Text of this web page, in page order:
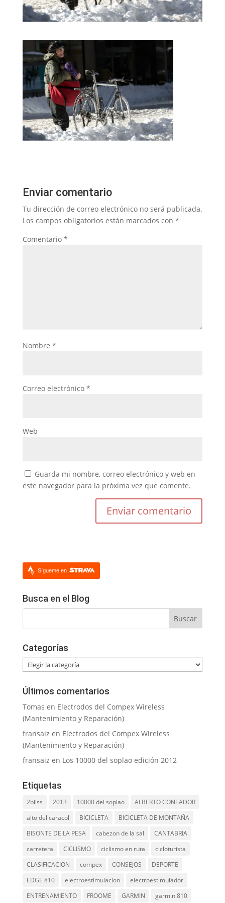
Enviar comentario
Tu dirección de correo electrónico no será publicada.
Los campos obligatorios están marcados con *
Comentario *
Nombre *
Correo electrónico *
Web
Guarda mi nombre, correo electrónico y web en
este navegador para la próxima vez que comente.
Sígueme en
Busca en el Blog
Categorías
Categorías
Últimos comentarios
Tomas en Electrodos del Compex Wireless
(Mantenimiento y Reparación)
fransaiz en Electrodos del Compex Wireless
(Mantenimiento y Reparación)
fransaiz en Los 10000 del soplao edición 2012
Etiquetas
2bliss 2013 10000 del soplao
ALBERTO CONTADOR
alto del caracol
BICICLETA
BICICLETA DE MONTAÑA
BISONTE DE LA PESA
cabezon de la sal
CANTABRIA
carretera
CICLISMO ciclismo en ruta
cicloturista
CLASIFICACION
compex CONSEJOS
DEPORTE
EDGE 810
electroestimulacion
electroestimulador
ENTRENAMIENTO
FROOME GARMIN garmin 810